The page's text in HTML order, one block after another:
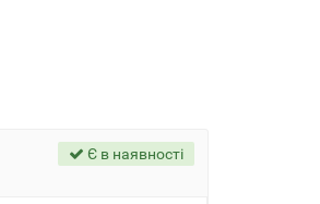
Є в наявності